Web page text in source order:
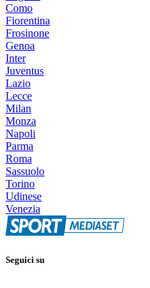
Como
Fiorentina
Frosinone
Genoa
Inter
Juventus
Lazio
Lecce
Milan
Monza
Napoli
Parma
Roma
Sassuolo
Torino
Udinese
Venezia
Seguici su